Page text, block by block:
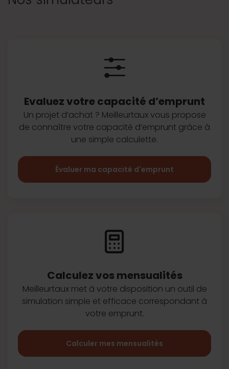
Evaluez votre capacité d’emprunt
Un projet d’achat ? Meilleurtaux vous propose
de connaître votre capacité d’emprunt grâce à
une simple calculette.
Évaluer ma capacité d'emprunt
Calculez vos mensualités
Meilleurtaux met à votre disposition un outil de
simulation simple et efficace correspondant à
votre emprunt.
Calculer mes mensualités